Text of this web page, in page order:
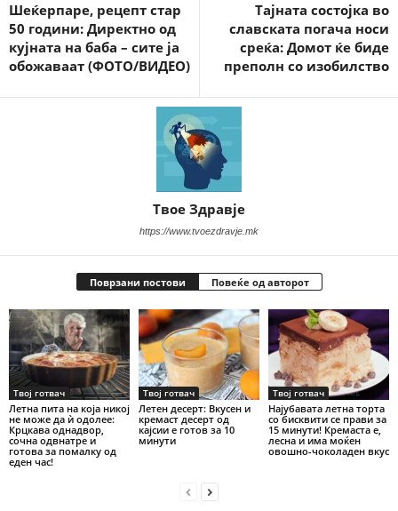
Шеќерпаре, рецепт стар
50 години: Директно од
кујната на баба – сите ја
обожаваат (ФОТО/ВИДЕО)
Тајната состојка во
славската погача носи
среќа: Домот ќе биде
преполн со изобилство
Твое Здравје
https://www.tvoezdravje.mk
Поврзани постови Повеќе од авторот
Твој готвач
Летна пита на која никој
не може да ѝ одолее:
Крцкава однадвор,
сочна одвнатре и
готова за помалку од
еден час!
Твој готвач
Летен десерт: Вкусен и
кремаст десерт од
кајсии е готов за 10
минути
Твој готвач
Најубавата летна торта
со бисквити се прави за
15 минути! Кремаста е,
лесна и има моќен
овошно-чоколаден вкус